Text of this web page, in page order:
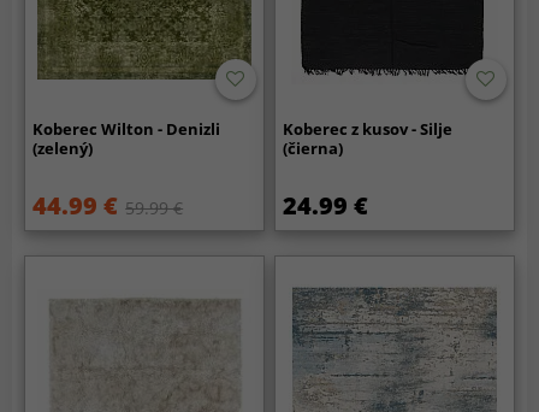
Koberec Wilton - Denizli
(zelený)
44.99 € 59.99 €
Koberec z kusov - Silje
(čierna)
24.99 €